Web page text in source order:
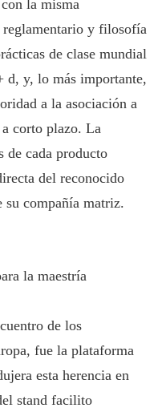
la misma
y filosofía
de clase mundial
y, lo más importante,
a la asociación a
corto plazo. La
de cada producto
del reconocido
su compañía matriz.
la maestría
de los
fue la plataforma
esta herencia en
stand facilito